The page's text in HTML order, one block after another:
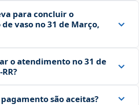
para concluir o
vaso no 31 de Março,
o atendimento no 31 de
são aceitas?